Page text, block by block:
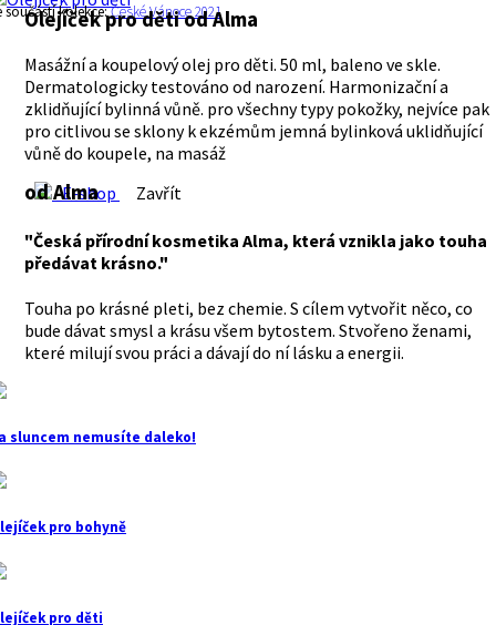
součástí kolekce:České Vánoce 2021
Olejíček pro dětiod Alma
Masážní a koupelový olej pro děti. 50 ml, baleno ve skle.
Dermatologicky testováno od narození. Harmonizační a
zklidňující bylinná vůně. pro všechny typy pokožky, nejvíce pak
pro citlivou se sklony k ekzémům jemná bylinková uklidňující
vůně do koupele, na masáž
E-shop
Zavřít
od Alma
"Česká přírodní kosmetika Alma, která vznikla jako touha
předávat krásno."
Touha po krásné pleti, bez chemie. S cílem vytvořit něco, co
bude dávat smysl a krásu všem bytostem. Stvořeno ženami,
které milují svou práci a dávají do ní lásku a energii.
sluncem nemusíte daleko!
pro bohyně
pro děti